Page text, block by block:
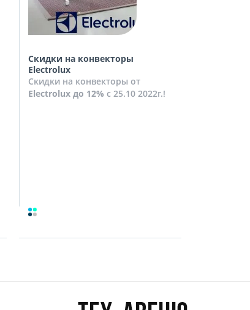
Скидки на конвекторы
Electrolux
Скидки на конвекторы от
Electrolux до 12% с 25.10 2022г.!